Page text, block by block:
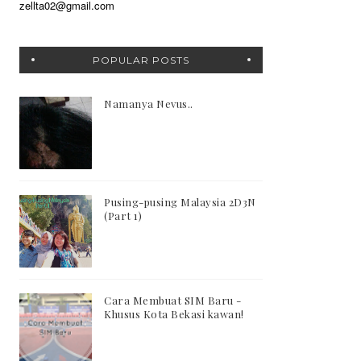
zellta02@gmail.com
POPULAR POSTS
Namanya Nevus..
Pusing-pusing Malaysia 2D3N
(Part 1)
Cara Membuat SIM Baru -
Khusus Kota Bekasi kawan!